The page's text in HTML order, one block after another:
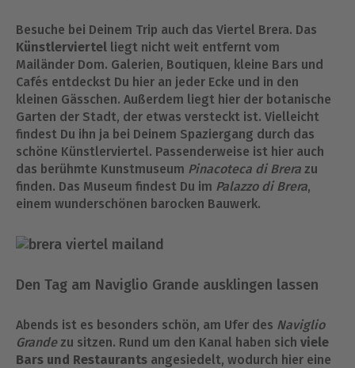
Besuche bei Deinem Trip auch das Viertel Brera. Das
Künstlerviertel liegt nicht weit entfernt vom
Mailänder Dom. Galerien, Boutiquen, kleine Bars und
Cafés entdeckst Du hier an jeder Ecke und in den
kleinen Gässchen. Außerdem liegt hier der botanische
Garten der Stadt, der etwas versteckt ist. Vielleicht
findest Du ihn ja bei Deinem Spaziergang durch das
schöne Künstlerviertel. Passenderweise ist hier auch
das berühmte Kunstmuseum Pinacoteca di Brera zu
finden. Das Museum findest Du im Palazzo di Brera,
einem wunderschönen barocken Bauwerk.
Den Tag am Naviglio Grande ausklingen lassen
Abends ist es besonders schön, am Ufer des Naviglio
Grandezu sitzen. Rund um den Kanal haben sich viele
Bars und Restaurants angesiedelt, wodurch hier eine